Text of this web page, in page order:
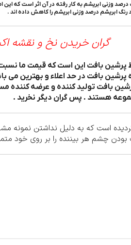
وزنی ابریشم به کار رفته در آن اثر است که این
رنگ ابریشم درصد وزنی ابریشم را کاهش داده اند .
گران خریدن نخ و نقشه
بافت در حد اعلاء و بهترین می
بافت تولید کننده و عرضه
هستند . پس گران دیگر نخرید .
است که به دلیل نداشتن نمونه
چشم هر بیننده را بر روی خود